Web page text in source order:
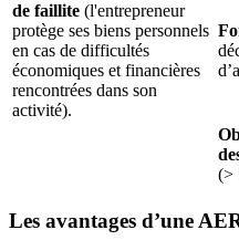
de faillite (l'entrepreneur
protège ses biens personnels
en cas de difficultés
économiques et financières
rencontrées dans son
activité).
(>
Les avantages d’une